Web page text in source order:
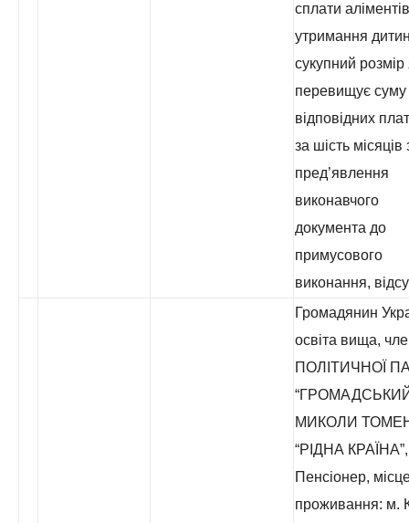
сплати
утримання
сукупний розмір
перевищує суму
відповідних
за шість місяців
пред’явлення
виконавчого
документа до
примусового
виконання,
Громадянин
освіта вища,
ПОЛІТИЧНОЇ
МИКОЛИ
“РІДНА КРАЇНА”,
Пенсіонер,
проживання: м.